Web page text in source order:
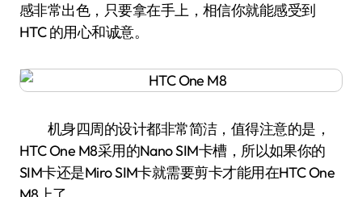
感非常出色，只要拿在手上，相信你就能感受到
HTC 的用心和诚意。
机身四周的设计都非常简洁，值得注意的是，
HTC One M8采用的Nano SIM卡槽，所以如果你的
SIM卡还是Miro SIM卡就需要剪卡才能用在HTC One